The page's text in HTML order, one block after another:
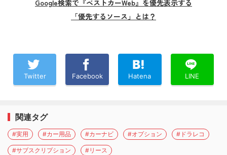
Google検索で『ベストカーWeb』を優先表示する
「優先するソース」とは？
Twitter Facebook Hatena LINE
関連タグ
#実用 #カー用品 #カーナビ #オプション #ドラレコ
#サブスクリプション #リース